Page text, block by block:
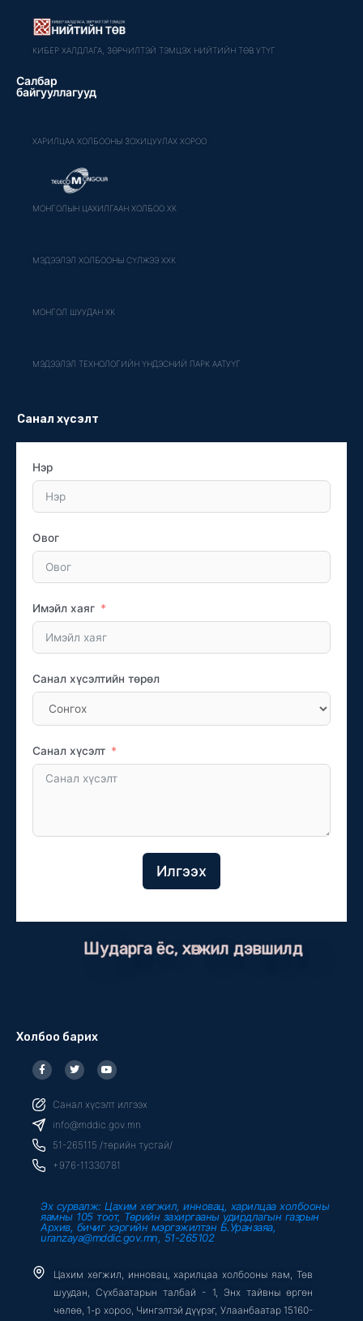
КИБЕР ХАЛДЛАГА, ЗӨРЧИЛТЭЙ ТЭМЦЭХ НИЙТИЙН ТӨВ УТҮГ
Салбар
байгууллагууд
ХАРИЛЦАА ХОЛБООНЫ ЗОХИЦУУЛАХ ХОРОО
МОНГОЛЫН ЦАХИЛГААН ХОЛБОО ХК
МЭДЭЭЛЭЛ ХОЛБООНЫ СҮЛЖЭЭ ХХК
МОНГОЛ ШУУДАН ХК
МЭДЭЭЛЭЛ ТЕХНОЛОГИЙН ҮНДЭСНИЙ ПАРК ААТУҮГ
Санал хүсэлт
Нэр
Овог
Имэйл хаяг
Санал хүсэлтийн төрөл
Санал хүсэлт
Илгээх
Шударга ёс, хөгжил дэвшилд
Холбоо барих
F
a
c
b
o
o
k
f
T
w
i
t
r
Y
o
u
u
e
Санал хүсэлт илгээх
info@mddic.gov.mn
51-265115 /төрийн тусгай/
+976-11330781
Эх сурвалж: Цахим хөгжил, инновац, харилцаа холбооны
яамны 105 тоот, Төрийн захиргааны удирдлагын газрын
Архив, бичиг хэргийн мэргэжилтэн Б.Уранзаяа,
uranzaya@mddic.gov.mn, 51-265102
Цахим хөгжил, инновац, харилцаа холбооны яам, Төв
шуудан, Сүхбаатарын талбай - 1, Энх тайвны өргөн
чөлөө, 1-р хороо, Чингэлтэй дүүрэг, Улаанбаатар 15160-